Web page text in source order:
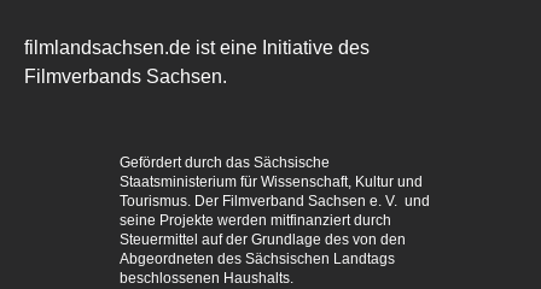
filmlandsachsen.de ist eine Initiative des
Filmverbands Sachsen.
Gefördert durch das Sächsische
Staatsministerium für Wissenschaft, Kultur und
Tourismus. Der Filmverband Sachsen e. V. und
seine Projekte werden mitfinanziert durch
Steuermittel auf der Grundlage des von den
Abgeordneten des Sächsischen Landtags
beschlossenen Haushalts.